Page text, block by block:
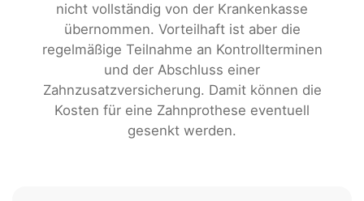
nicht vollständig von der Krankenkasse
übernommen. Vorteilhaft ist aber die
regelmäßige Teilnahme an Kontrollterminen
und der Abschluss einer
Zahnzusatzversicherung. Damit können die
Kosten für eine Zahnprothese eventuell
gesenkt werden.